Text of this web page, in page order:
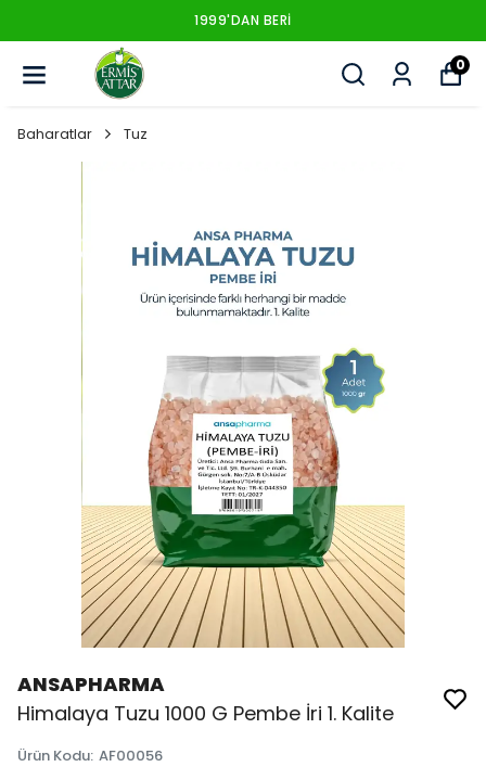
1999'DAN BERI
0
Baharatlar Tuz
ANSAPHARMA
Himalaya Tuzu 1000 G Pembe İri 1. Kalite
Ürün Kodu: AF00056